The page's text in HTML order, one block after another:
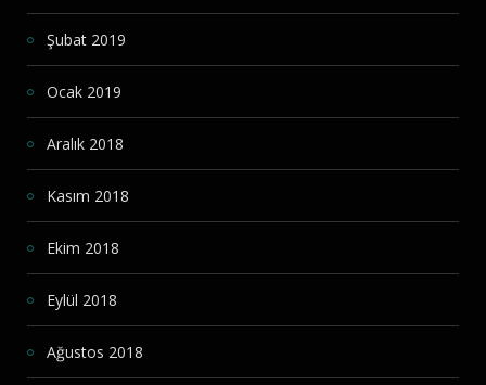
Şubat 2019
Ocak 2019
Aralık 2018
Kasım 2018
Ekim 2018
Eylül 2018
Ağustos 2018